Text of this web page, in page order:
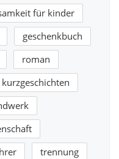
für kinder
geschenkbuch
roman
kurzgeschichten
trennung